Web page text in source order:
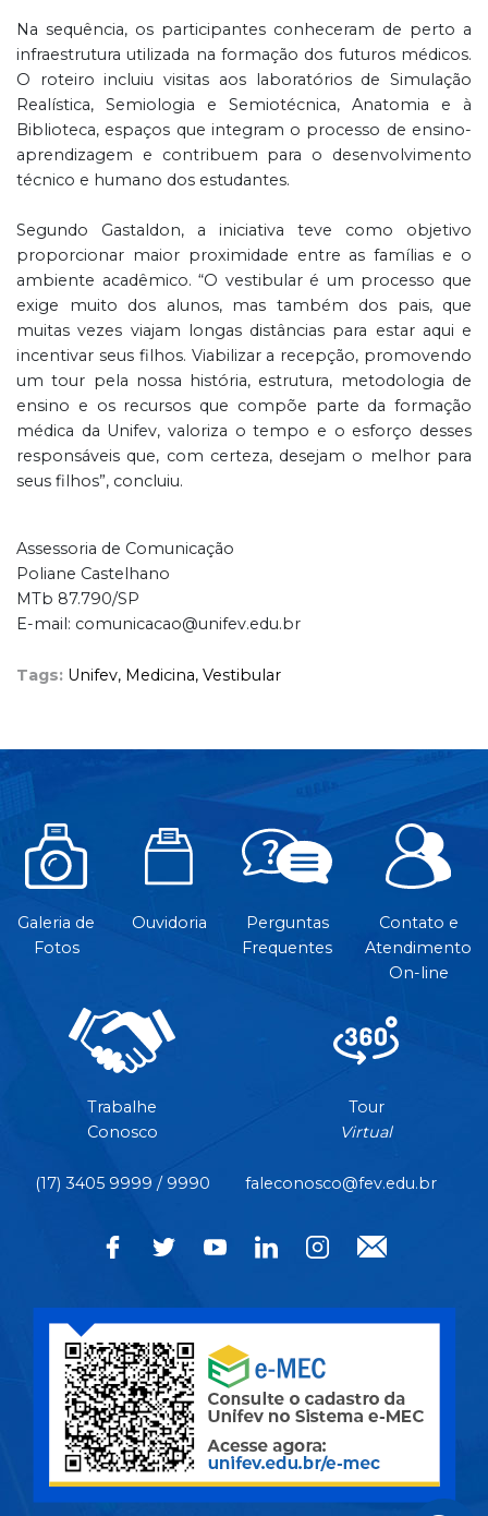
Na sequência, os participantes conheceram de perto a
infraestrutura utilizada na formação dos futuros médicos.
O roteiro incluiu visitas aos laboratórios de Simulação
Realística, Semiologia e Semiotécnica, Anatomia e à
Biblioteca, espaços que integram o processo de ensino-
aprendizagem e contribuem para o desenvolvimento
técnico e humano dos estudantes.
Segundo Gastaldon, a iniciativa teve como objetivo
proporcionar maior proximidade entre as famílias e o
ambiente acadêmico. “O vestibular é um processo que
exige muito dos alunos, mas também dos pais, que
muitas vezes viajam longas distâncias para estar aqui e
incentivar seus filhos. Viabilizar a recepção, promovendo
um tour pela nossa história, estrutura, metodologia de
ensino e os recursos que compõe parte da formação
médica da Unifev, valoriza o tempo e o esforço desses
responsáveis que, com certeza, desejam o melhor para
seus filhos”, concluiu.
Assessoria de Comunicação
Poliane Castelhano
MTb 87.790/SP
E-mail: comunicacao@unifev.edu.br
Tags: Unifev, Medicina, Vestibular
Galeria de
Fotos
Ouvidoria
Perguntas
Frequentes
Contato e
Atendimento
On-line
Trabalhe
Conosco
Tour
Virtual
(17) 3405 9999 / 9990 faleconosco@fev.edu.br